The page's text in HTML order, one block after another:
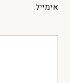
אימייל.